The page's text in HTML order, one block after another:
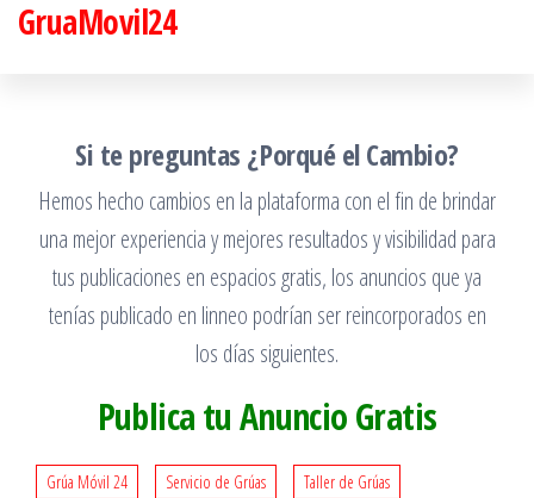
SaltarGruaMovil24
Si te preguntas ¿Porqué el Cambio?
Hemos hecho cambios en la plataforma con el fin de brindar
una mejor experiencia y mejores resultados y visibilidad para
tus publicaciones en espacios gratis, los anuncios que ya
tenías publicado en linneo podrían ser reincorporados en
los días siguientes.
Publica tu Anuncio Gratis
Grúa Móvil 24 Servicio de Grúas
Taller de Grúas